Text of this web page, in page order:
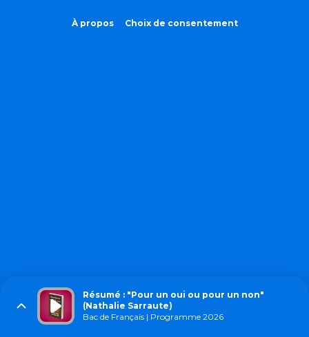
À propos Choix de consentement
Résumé : "Pour un oui ou pour un non"
(Nathalie Sarraute)
Bac de Français | Programme 2026